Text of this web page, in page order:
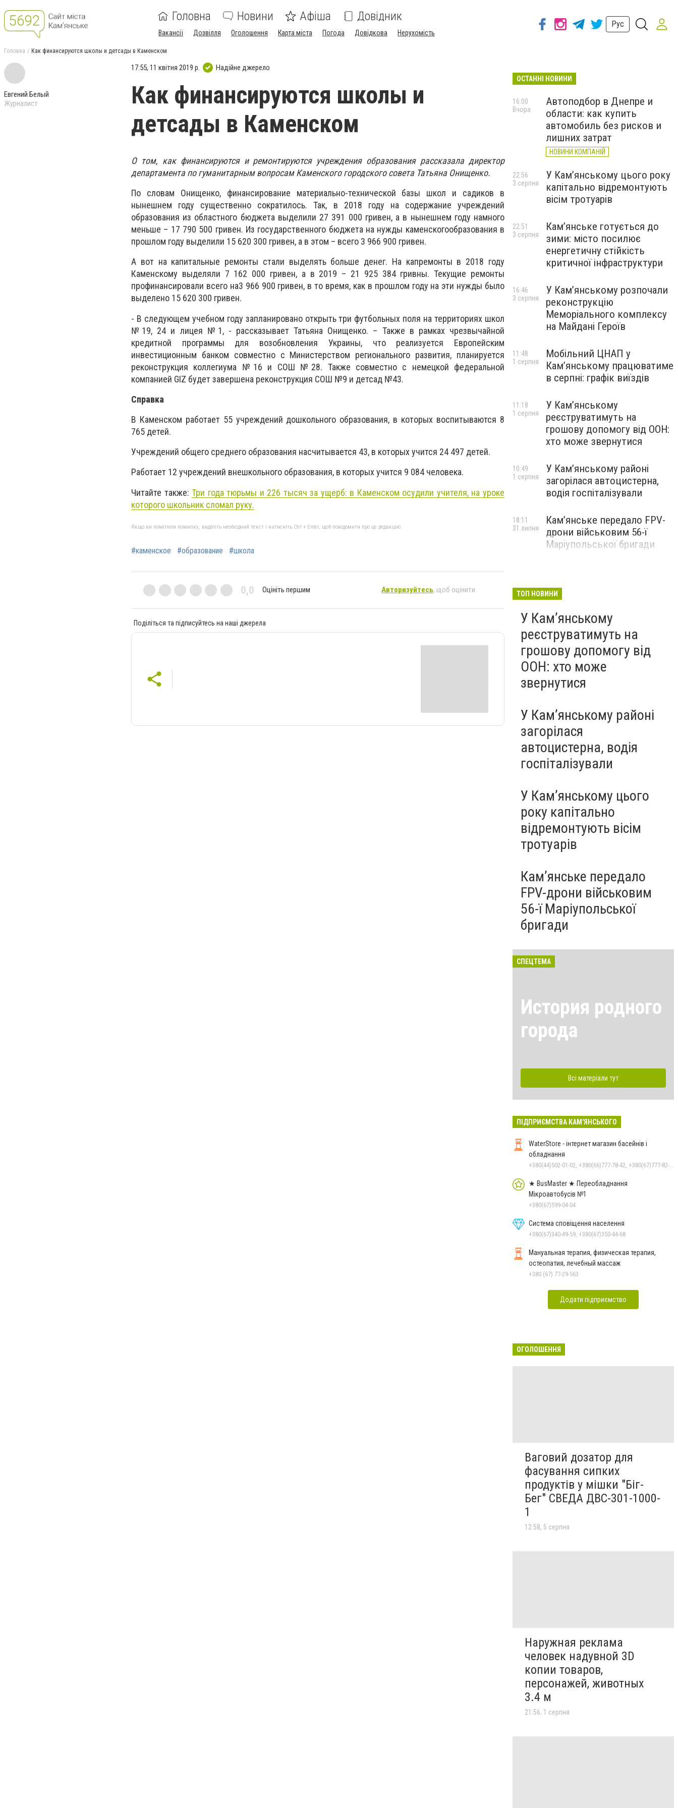
Головна Новини Афіша Довідник
Вакансії Дозвілля Оголошення Карта міста Погода Довідкова Нерухомість
Рус
Головна Как финансируются школы и детсады в Каменском
Евгений Белый
Журналист
17:55, 11 квітня 2019 р. Надійне джерело
Как финансируются школы и
детсады в Каменском
О том, как финансируются и ремонтируются учреждения образования рассказала директор
департамента по гуманитарным вопросам Каменского городского совета Татьяна Онищенко.
По словам Онищенко, финансирование материально-технической базы школ и садиков в
нынешнем году существенно сократилось. Так, в 2018 году на содержание учреждений
образования из областного бюджета выделили 27 391 000 гривен, а в нынешнем году намного
меньше – 17 790 500 гривен. Из государственного бюджета на нужды каменскогообразования в
прошлом году выделили 15 620 300 гривен, а в этом – всего 3 966 900 гривен.
А вот на капитальные ремонты стали выделять больше денег. На капремонты в 2018 году
Каменскому выделяли 7 162 000 гривен, а в 2019 – 21 925 384 гривны. Текущие ремонты
профинансировали всего на3 966 900 гривен, в то время, как в прошлом году на эти нужды было
выделено 15 620 300 гривен.
- В следующем учебном году запланировано открыть три футбольных поля на территориях школ
№19, 24 и лицея №1, - рассказывает Татьяна Онищенко. – Также в рамках чрезвычайной
кредитной программы для возобновления Украины, что реализуется Европейским
инвестиционным банком совместно с Министерством регионального развития, планируется
реконструкция коллегиума №16 и СОШ №28. Также совместно с немецкой федеральной
компанией GIZ будет завершена реконструкция СОШ №9 и детсад №43.
Справка
В Каменском работает 55 учреждений дошкольного образования, в которых воспитываются 8
765 детей.
Учреждений общего среднего образования насчитывается 43, в которых учится 24 497 детей.
Работает 12 учреждений внешкольного образования, в которых учится 9 084 человека.
Читайте также:Три года тюрьмы и 226 тысяч за ущерб: в Каменском осудили учителя, на уроке
которого школьник сломал руку.
Якщо ви помітили помилку, виділіть необхідний текст і натисніть Ctrl + Enter, щоб повідомити про це редакцію
#каменское #образование #школа
0,0 Оцініть першим Авторизуйтесь, щоб оцінити
Поділіться та підписуйтесь на наші джерела
ОСТАННІ НОВИНИ
Автоподбор в Днепре и
области: как купить
автомобиль без рисков и
лишних затрат
НОВИНИ КОМПАНІЙ
16:00
Вчора
У Кам’янському цього року
капітально відремонтують
вісім тротуарів
22:56
3 серпня
Кам’янське готується до
зими: місто посилює
енергетичну стійкість
критичної інфраструктури
22:51
3 серпня
У Кам’янському розпочали
реконструкцію
Меморіального комплексу
на Майдані Героїв
16:46
3 серпня
Мобільний ЦНАП у
Кам’янському працюватиме
в серпні: графік виїздів
11:48
1 серпня
У Кам’янському
реєструватимуть на
грошову допомогу від ООН:
хто може звернутися
11:18
1 серпня
У Кам’янському районі
загорілася автоцистерна,
водія госпіталізували
10:49
1 серпня
Кам’янське передало FPV-
дрони військовим 56-ї
Маріупольської бригади
18:11
31 липня
ТОП НОВИНИ
У Кам’янському
реєструватимуть на
грошову допомогу від
ООН: хто може
звернутися
У Кам’янському районі
загорілася
автоцистерна, водія
госпіталізували
У Кам’янському цього
року капітально
відремонтують вісім
тротуарів
Кам’янське передало
FPV-дрони військовим
56-ї Маріупольської
бригади
СПЕЦТЕМА
История родного
города
Всі матеріали тут
ПІДПРИЄМСТВА КАМ'ЯНСЬКОГО
WaterStore - інтернет магазин басейнів і
обладнання
★ BusMaster ★ Переобладнання
Мікроавтобусів №1
+380(67)599-04-04
Система сповіщення населення
+380(67)340-49-59, +380(67)350-44-68
Мануальная терапия, физическая терапия,
остеопатия, лечебный массаж
+380 (67) 77-29-563
Додати підприємство
ОГОЛОШЕННЯ
Ваговий дозатор для
фасування сипких
продуктів у мішки "Біг-
Бег" СВЕДА ДВС-301-1000-
1
12:58, 5 серпня
Наружная реклама
человек надувной 3D
копии товаров,
персонажей, животных
3.4 м
21:56, 1 серпня